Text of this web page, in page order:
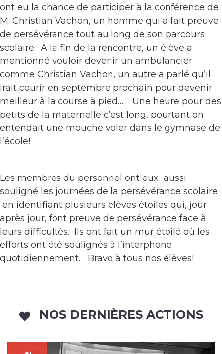
ont eu la chance de participer à la conférence de
M. Christian Vachon, un homme qui a fait preuve
de persévérance tout au long de son parcours
scolaire. À la fin de la rencontre, un élève a
mentionné vouloir devenir un ambulancier
comme Christian Vachon, un autre a parlé qu’il
irait courir en septembre prochain pour devenir
meilleur à la course à pied…. Une heure pour des
petits de la maternelle c’est long, pourtant on
entendait une mouche voler dans le gymnase de
l’école!
Les membres du personnel ont eux aussi
souligné les journées de la persévérance scolaire
en identifiant plusieurs élèves étoiles qui, jour
après jour, font preuve de persévérance face à
leurs difficultés. Ils ont fait un mur étoilé où les
efforts ont été soulignés à l’interphone
quotidiennement. Bravo à tous nos élèves!
NOS DERNIÈRES ACTIONS